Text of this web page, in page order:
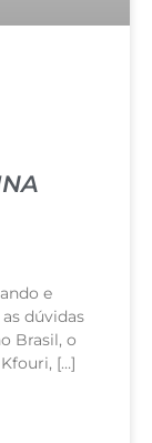
e
dúvidas
Brasil, o
[…]